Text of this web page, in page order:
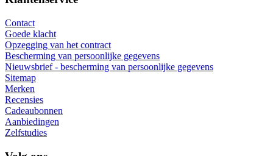
Gratis EU-verzending
Informatie
Over ons
Terugzenden van goederen
Verzending en betaling
Veilig online betalen GoPay
Voorwaarden
Werk met ons samen
Groothandel
Wacaco - geautoriseerde dealer
Cafelat - geautoriseerde dealer